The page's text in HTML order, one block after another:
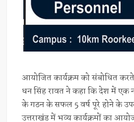
आयोजित कार्यक्रम को संबोधित करते
धन सिंह रावत ने कहा कि देश में एक
के गठन के सफल 5 वर्ष पूरे होने के
उत्तराखंड में भव्य कार्यक्रमों का